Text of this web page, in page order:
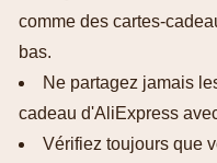
comme des cartes-
bas.
Ne partagez jamais
cadeau d'AliExpress
Vérifiez toujours que